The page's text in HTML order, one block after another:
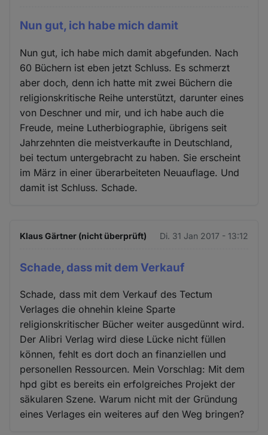
Nun gut, ich habe mich damit
Nun gut, ich habe mich damit abgefunden. Nach
60 Büchern ist eben jetzt Schluss. Es schmerzt
aber doch, denn ich hatte mit zwei Büchern die
religionskritische Reihe unterstützt, darunter eines
von Deschner und mir, und ich habe auch die
Freude, meine Lutherbiographie, übrigens seit
Jahrzehnten die meistverkaufte in Deutschland,
bei tectum untergebracht zu haben. Sie erscheint
im März in einer überarbeiteten Neuauflage. Und
damit ist Schluss. Schade.
Klaus Gärtner (nicht überprüft) Di. 31 Jan 2017 - 13:12
Schade, dass mit dem Verkauf
Schade, dass mit dem Verkauf des Tectum
Verlages die ohnehin kleine Sparte
religionskritischer Bücher weiter ausgedünnt wird.
Der Alibri Verlag wird diese Lücke nicht füllen
können, fehlt es dort doch an finanziellen und
personellen Ressourcen. Mein Vorschlag: Mit dem
hpd gibt es bereits ein erfolgreiches Projekt der
säkularen Szene. Warum nicht mit der Gründung
eines Verlages ein weiteres auf den Weg bringen?